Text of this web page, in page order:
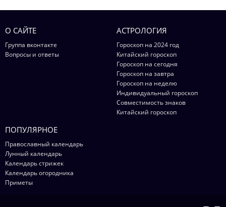
О САЙТЕ
Группа вконтакте
Вопросы и ответы
АСТРОЛОГИЯ
Гороскоп на 2024 год
Китайский гороскоп
Гороскоп на сегодня
Гороскоп на завтра
Гороскоп на неделю
Индивидуальный гороскоп
Совместимость знаков
Китайский гороскоп
ПОПУЛЯРНОЕ
Православный календарь
Лунный календарь
Календарь стрижек
Календарь огородника
Приметы